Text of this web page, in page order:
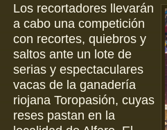
Los recortadores llevarán
a cabo una competición
con recortes, quiebros y
saltos ante un lote de
serias y espectaculares
vacas de la ganadería
riojana Toropasión, cuyas
reses pastan en la